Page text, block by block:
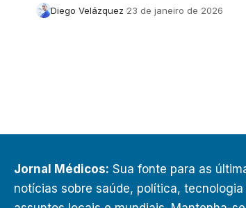
Diego Velázquez 23 de janeiro de 2026
Jornal Médicos: Sua fonte para as
notícias sobre saúde, política, tecnologia